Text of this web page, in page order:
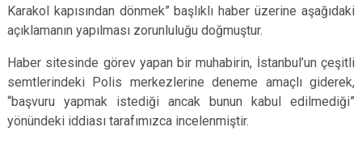
Karakol kapısından dönmek” başlıklı haber üzerine aşağıdaki
açıklamanın yapılması zorunluluğu doğmuştur.
Haber sitesinde görev yapan bir muhabirin, İstanbul’un çeşitli
semtlerindeki Polis merkezlerine deneme amaçlı giderek,
“başvuru yapmak istediği ancak bunun kabul edilmediği”
yönündeki iddiası tarafımızca incelenmiştir.